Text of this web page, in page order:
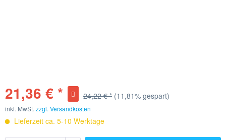
21,36 € * 24,22 € * (11,81% gespart)
inkl. MwSt. zzgl. Versandkosten
Lieferzeit ca. 5-10 Werktage